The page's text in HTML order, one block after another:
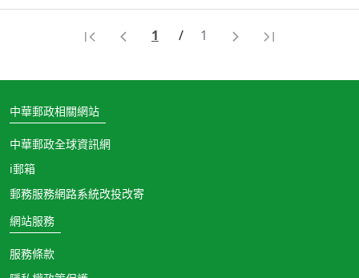
1 / 1
中華郵政相關網站
中華郵政全球資訊網
i郵箱
郵務服務網路系統改投改寄
網站服務
服務條款